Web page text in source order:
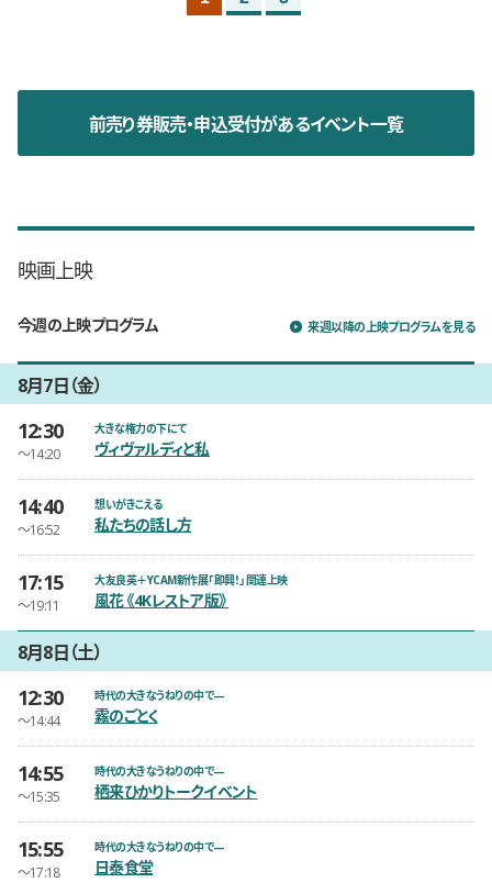
前売り券販売・申込受付があるイベント一覧
映画上映
今週の上映プログラム 来週以降の上映プログラムを見る
8月7日（金）
開催日時
12:30
〜14:20
大きな権力の下にて
ヴィヴァルディと私
開催日時
14:40
〜16:52
想いがきこえる
私たちの話し方
開催日時
17:15
〜19:11
大友良英＋YCAM新作展「即興！」関連上映
風花《4Kレストア版》
8月8日（土）
開催日時
12:30
〜14:44
時代の大きなうねりの中で—
霧のごとく
開催日時
14:55
〜15:35
時代の大きなうねりの中で—
栖来ひかりトークイベント
開催日時
15:55
〜17:18
時代の大きなうねりの中で—
日泰食堂